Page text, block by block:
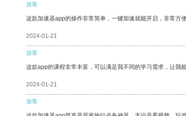
游客
这款加速器app的操作非常简单，一键加速就能开启，非常方便
2024-01-21
游客
这款app的课程非常丰富，可以满足我不同的学习需求，让我
2024-01-21
游客